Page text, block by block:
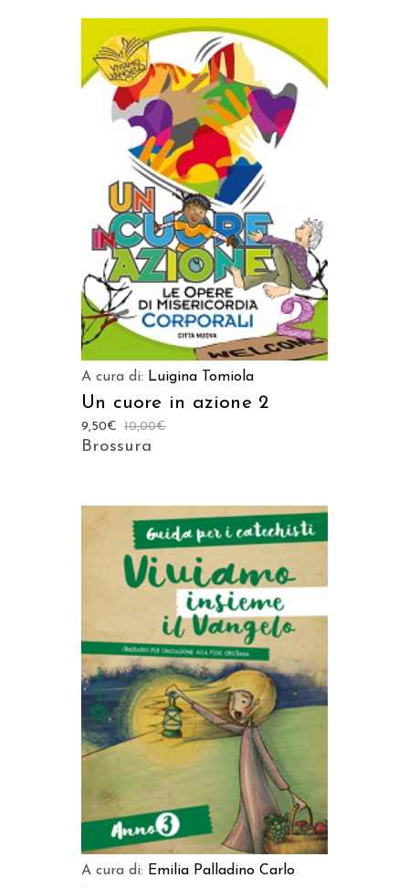
AGGIUNGI AL CARRELLO
A cura di: Luigina Tomiola
Un cuore in azione 2
10,00€
9,50€
Brossura
AGGIUNGI AL CARRELLO
A cura di: Emilia Palladino Carlo